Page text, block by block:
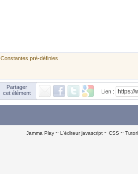
Constantes pré-définies
Partager
cet élément
Lien :
Jamma Play L'éditeur javascript CSS